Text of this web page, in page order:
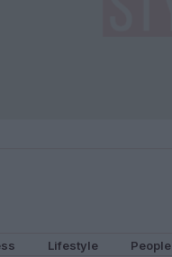
Lifestyle People